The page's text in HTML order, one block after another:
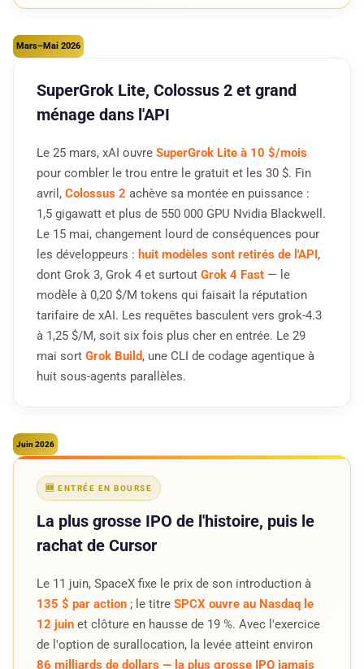
Mars–Mai 2026
SuperGrok Lite, Colossus 2 et grand
ménage dans l'API
Le 25 mars, xAI ouvre SuperGrok Lite à 10 $/mois
pour combler le trou entre le gratuit et les 30 $. Fin
avril, Colossus 2 achève sa montée en puissance :
1,5 gigawatt et plus de 550 000 GPU Nvidia Blackwell.
Le 15 mai, changement lourd de conséquences pour
les développeurs : huit modèles sont retirés de l'API,
dont Grok 3, Grok 4 et surtout Grok 4 Fast — le
modèle à 0,20 $/M tokens qui faisait la réputation
tarifaire de xAI. Les requêtes basculent vers grok-4.3
à 1,25 $/M, soit six fois plus cher en entrée. Le 29
mai sort Grok Build, une CLI de codage agentique à
huit sous-agents parallèles.
Juin 2026
🆕 ENTRÉE EN BOURSE
La plus grosse IPO de l'histoire, puis le
rachat de Cursor
Le 11 juin, SpaceX fixe le prix de son introduction à
135 $ par action ; le titre SPCX ouvre au Nasdaq le
12 juin et clôture en hausse de 19 %. Avec l'exercice
de l'option de surallocation, la levée atteint environ
86 milliards de dollars — la plus grosse IPO jamais